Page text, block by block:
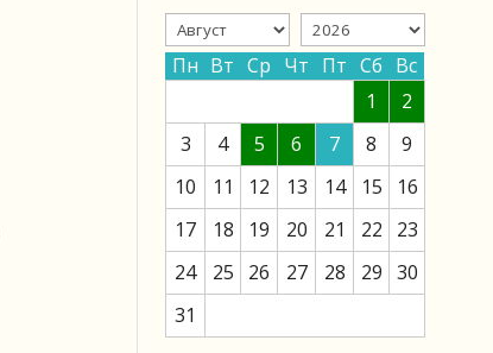
Пн Вт Ср Чт Пт Сб Вс
1
2
3
4 5 6 7 8
9
10
11 12 13 14 15
16
17
18 19 20 21 22
23
24
25 26 27 28 29 30
31